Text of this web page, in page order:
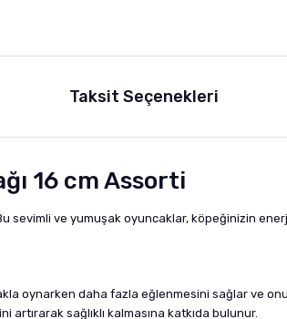
Taksit Seçenekleri
16 cm Assorti
sevimli ve yumuşak oyuncaklar, köpeğinizin
oynarken daha fazla eğlenmesini sağlar ve
sağlıklı kalmasına katkıda bulunur.